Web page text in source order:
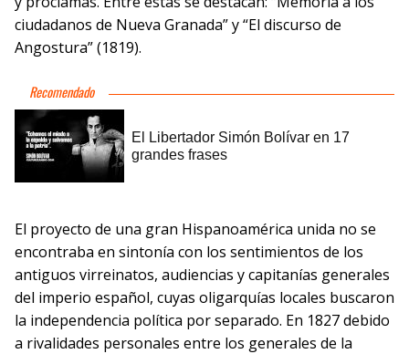
ciudadanos de Nueva Granada” y “El discurso de
Angostura” (1819).
El proyecto de una gran Hispanoamérica unida no se
encontraba en sintonía con los sentimientos de los
antiguos virreinatos, audiencias y capitanías generales
del imperio español, cuyas oligarquías locales buscaron
la independencia política por separado. En 1827 debido
a rivalidades personales entre los generales de la